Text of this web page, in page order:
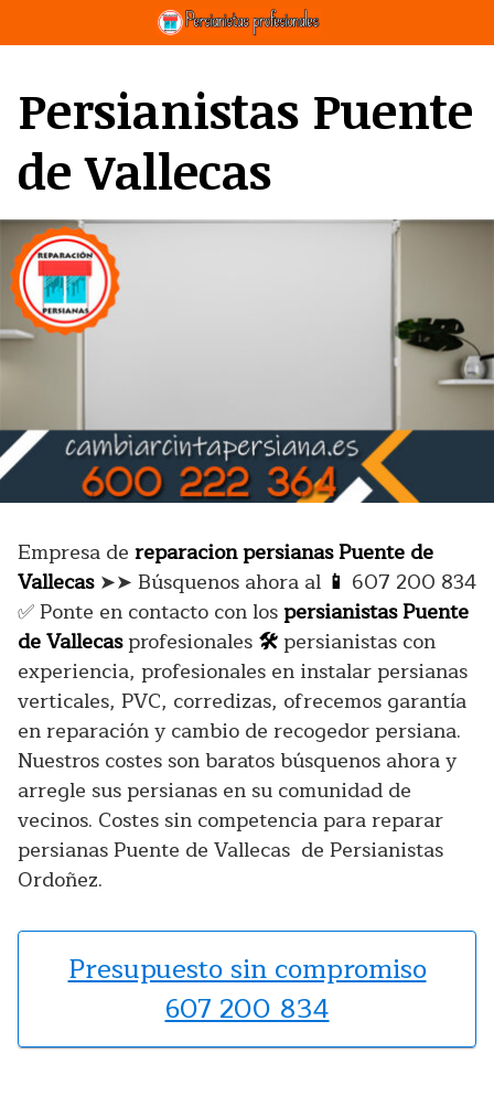
al
Persianistas Puente
de Vallecas
Empresa de reparacion persianas Puente de
Vallecas➤➤ Búsquenos ahora al 📱 607 200 834
✅ Ponte en contacto con lospersianistas Puente
de Vallecasprofesionales 🛠️persianistas con
experiencia, profesionales en instalar persianas
verticales, PVC, corredizas, ofrecemos garantía
en reparación y cambio de recogedor persiana.
Nuestros costes son baratos búsquenos ahora y
arregle sus persianas en su comunidad de
vecinos. Costes sin competencia para reparar
persianas Puente de Vallecas de Persianistas
Ordoñez.
Presupuesto sin compromiso
607 200 834